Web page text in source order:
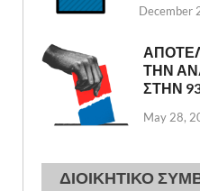
December
ΤΗΝ
ΣΤΗΝ
May 28,
ΔΙΟΙΚΗΤΙΚΟ